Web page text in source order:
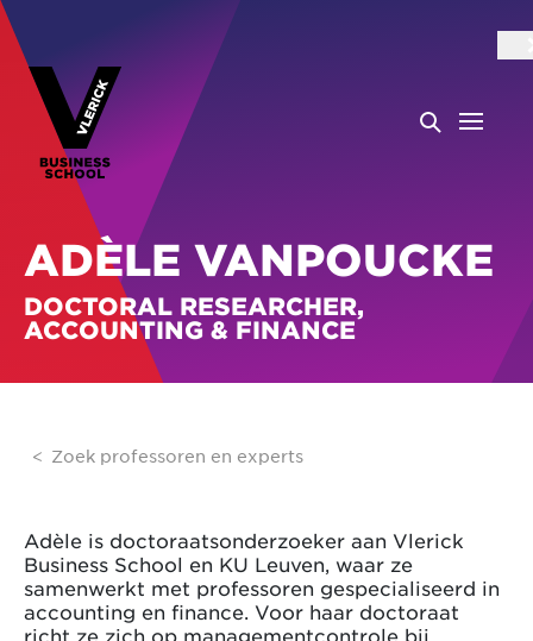
ADÈLE VANPOUCKE
DOCTORAL RESEARCHER,
ACCOUNTING & FINANCE
Zoek professoren en experts
Adèle is doctoraatsonderzoeker aan Vlerick
Business School en KU Leuven, waar ze
samenwerkt met professoren gespecialiseerd in
accounting en finance. Voor haar doctoraat
richt ze zich op managementcontrole bij